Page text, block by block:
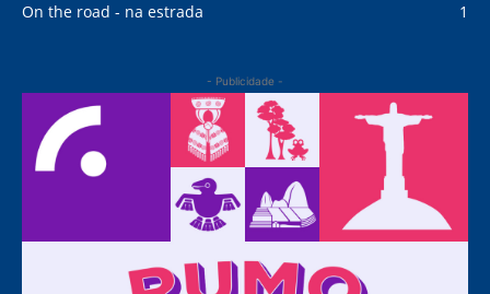
On the road - na estrada
1
- Publicidade -